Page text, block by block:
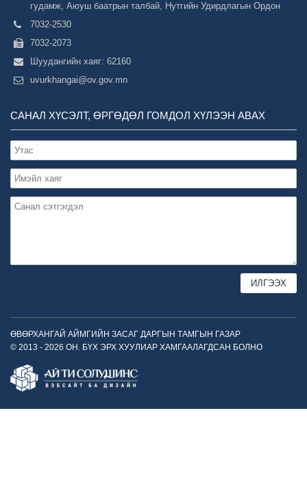
гудамж, Аюуш баатрын талбай, Нутгийн Удирдлагын Ордон
7032-2530
7032-2073
Шуудангийн хаяг: 62160
uvurkhangai@ov.gov.mn
САНАЛ ХҮСЭЛТ, ӨРГӨДӨЛ ГОМДОЛ ХҮЛЭЭН АВАХ
ӨВӨРХАНГАЙ АЙМГИЙН ЗАСАГ ДАРГЫН ТАМГЫН ГАЗАР
© 2013 - 2026 ОН. БҮХ ЭРХ ХУУЛИАР ХАМГААЛАГДСАН БОЛНО